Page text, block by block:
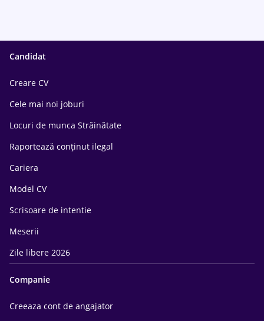
Candidat
Creare CV
Cele mai noi joburi
Locuri de munca Străinătate
Raportează conținut ilegal
Cariera
Model CV
Scrisoare de intentie
Meserii
Zile libere 2026
Companie
Creeaza cont de angajator